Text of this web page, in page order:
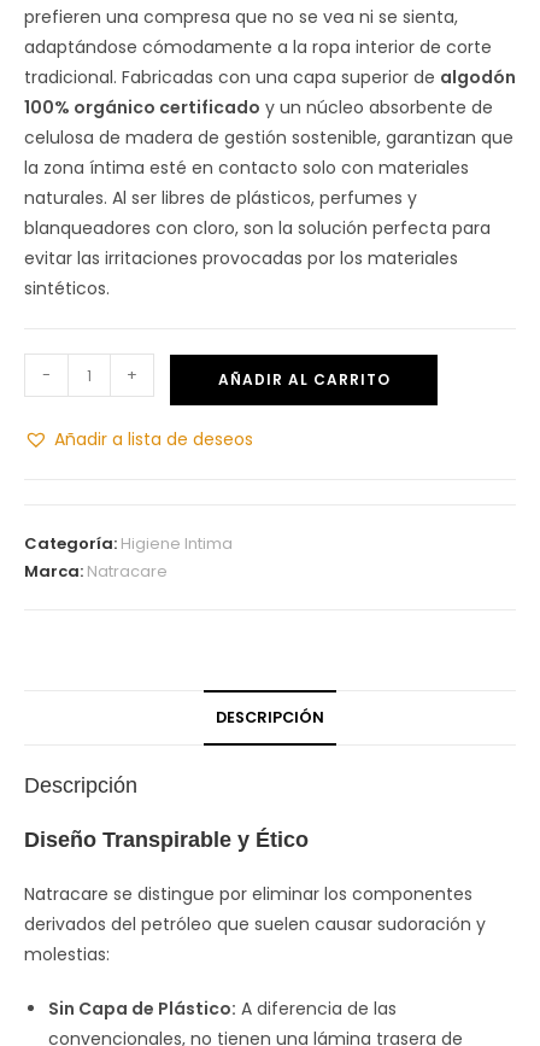
prefieren una compresa que no se vea ni se sienta,
adaptándose cómodamente a la ropa interior de corte
tradicional. Fabricadas con una capa superior de algodón
100% orgánico certificado y un núcleo absorbente de
celulosa de madera de gestión sostenible, garantizan que
la zona íntima esté en contacto solo con materiales
naturales. Al ser libres de plásticos, perfumes y
blanqueadores con cloro, son la solución perfecta para
evitar las irritaciones provocadas por los materiales
sintéticos.
- + AÑADIR AL CARRITO
Añadir a lista de deseos
Categoría: Higiene Intima
Marca: Natracare
DESCRIPCIÓN
Descripción
Diseño Transpirable y Ético
Natracare se distingue por eliminar los componentes
derivados del petróleo que suelen causar sudoración y
molestias:
Sin Capa de Plástico: A diferencia de las
convencionales, no tienen una lámina trasera de